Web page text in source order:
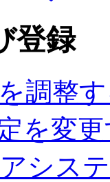
登録
調整
を変
シス